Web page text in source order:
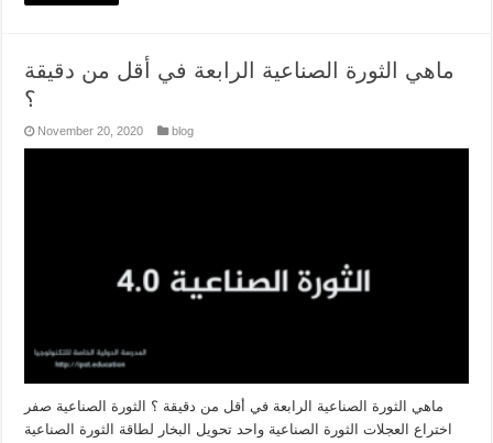
ماهي الثورة الصناعية الرابعة في أقل من دقيقة
؟
November 20, 2020 blog
ماهي الثورة الصناعية الرابعة في أقل من دقيقة ؟ الثورة الصناعية صفر
اختراع العجلات الثورة الصناعية واحد تحويل البخار لطاقة الثورة الصناعية